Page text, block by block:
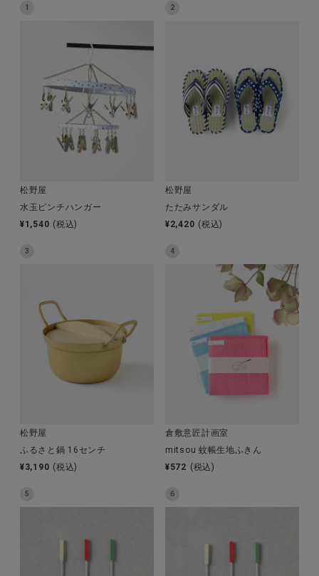
CATEGORY
ナチュラル服
ファッション雑貨
食品
全ての商品
お問い合わせ
ショップリスト
1
松野屋
水玉ピンチハンガー
¥1,540 (税込)
2
松野屋
たたみサンダル
¥2,420 (税込)
3
松野屋
ふるさと鍋 16センチ
¥3,190 (税込)
4
倉敷意匠計画室
mitsou 蚊帳生地ふきん
¥572 (税込)
5 6